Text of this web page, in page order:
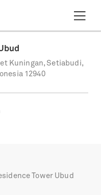
Kuningan, Setiabudi,
12940
Tower Ubud